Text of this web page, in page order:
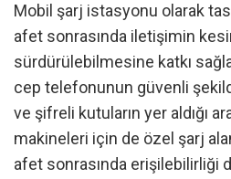
Mobil şarj istasyonu olarak
afet sonrasında iletişimin
sürdürülebilmesine katkı
cep telefonunun güvenli
ve şifreli kutuların yer aldığı
makineleri için de özel şarj
afet sonrasında erişilebilirliği